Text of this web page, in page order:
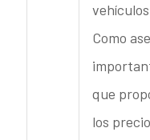
Como
que
los